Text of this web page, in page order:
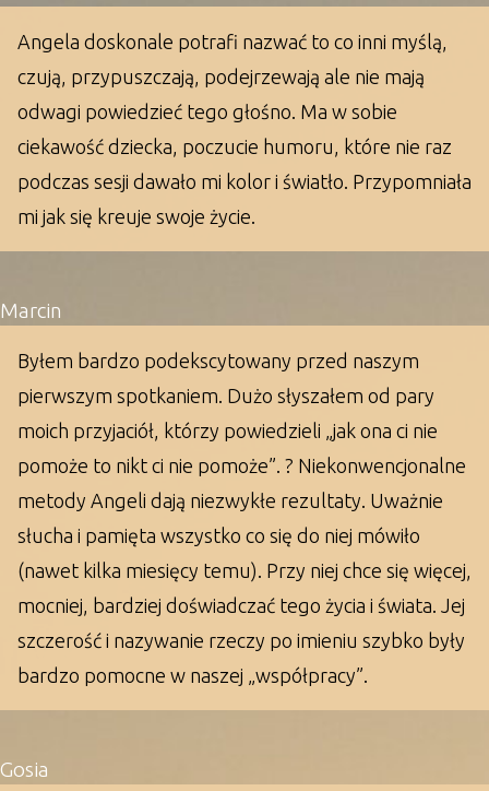
Angela doskonale potrafi nazwać to co inni myślą,
czują, przypuszczają, podejrzewają ale nie mają
odwagi powiedzieć tego głośno. Ma w sobie
ciekawość dziecka, poczucie humoru, które nie raz
podczas sesji dawało mi kolor i światło. Przypomniała
mi jak się kreuje swoje życie.
Marcin
Byłem bardzo podekscytowany przed naszym
pierwszym spotkaniem. Dużo słyszałem od pary
moich przyjaciół, którzy powiedzieli „jak ona ci nie
pomoże to nikt ci nie pomoże”. ? Niekonwencjonalne
metody Angeli dają niezwykłe rezultaty. Uważnie
słucha i pamięta wszystko co się do niej mówiło
(nawet kilka miesięcy temu). Przy niej chce się więcej,
mocniej, bardziej doświadczać tego życia i świata. Jej
szczerość i nazywanie rzeczy po imieniu szybko były
bardzo pomocne w naszej „współpracy”.
Gosia